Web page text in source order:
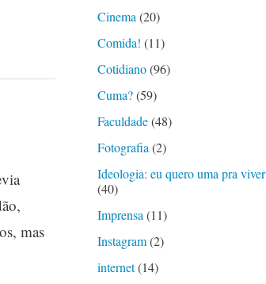
mas
Cinema(20)
Comida! (11)
Cotidiano(96)
Cuma?(59)
Faculdade(48)
Fotografia(2)
Ideologia: eu quero uma pra viver
(40)
Imprensa(11)
Instagram(2)
internet(14)